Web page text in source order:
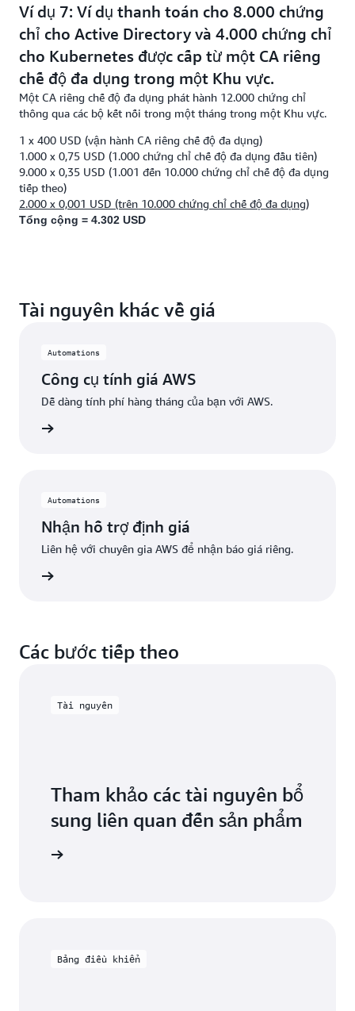
1.000 x 0,75 USD (1.000 chứng chỉ chế độ đa dụng đầu tiên)
9.000 x 0,35 USD (1.001 đến 10.000 chứng chỉ chế độ đa dụng
tiếp theo)
10.000 x 0,001 USD (trên 10.000 chứng chỉ chế độ đa dụng)
Tổng cộng = 4.710 USD
Tài khoản thanh toánriêng biệtcho cả hai tài khoản AWS:
1 x 400 USD (vận hành CA riêng chế độ đa dụng)
9.000 x 0,35 USD (1.001 đến 10.000 chứng chỉ chế độ đa dụng
tiếp theo)
2.000 x 0,001 USD (trên 10.000 chứng chỉ chế độ đa dụng)
Tổng cộng cho tài khoản thanh toán đầu tiên (CA phát
hành 12.000 chứng chỉ) = 4.302 USD
Tổng cộng cho tài khoản thanh toán thứ hai (CA phát
hành 8.000 chứng chỉ) = 3.600 USD
Ví dụ 7: Ví dụ thanh toán cho 8.000 chứng
chỉ cho Active Directory và 4.000 chứng chỉ
cho Kubernetes được cấp từ một CA riêng
chế độ đa dụng trong một Khu vực.
Một CA riêng chế độ đa dụng phát hành 12.000 chứng chỉ
thông qua các bộ kết nối trong một tháng trong một Khu vực.
1 x 400 USD (vận hành CA riêng chế độ đa dụng)
1.000 x 0,75 USD (1.000 chứng chỉ chế độ đa dụng đầu tiên)
9.000 x 0,35 USD (1.001 đến 10.000 chứng chỉ chế độ đa dụng
tiếp theo)
2.000 x 0,001 USD (trên 10.000 chứng chỉ chế độ đa dụng)
Tổng cộng = 4.302 USD
Tài nguyên khác về giá
Automations
Công cụ tính giá AWS
Dễ dàng tính phí hàng tháng của bạn với AWS.
Automations
Nhận hỗ trợ định giá
Liên hệ với chuyên gia AWS để nhận báo giá riêng.
Các bước tiếp theo
Tài nguyên
Tham khảo các tài nguyên bổ
sung liên quan đến sản phẩm
Bảng điều khiển